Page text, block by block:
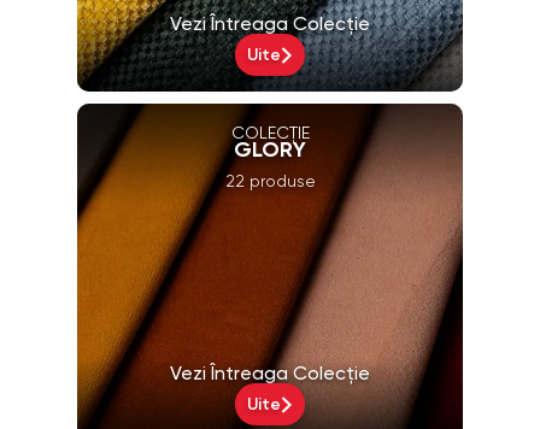
Vezi Întreaga Colecție
Uite
COLECȚIE
GLORY
22 produse
Vezi Întreaga Colecție
Uite